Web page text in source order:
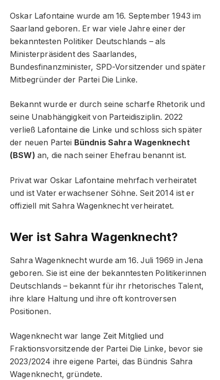
Oskar Lafontaine wurde am 16. September 1943 im
Saarland geboren. Er war viele Jahre einer der
bekanntesten Politiker Deutschlands – als
Ministerpräsident des Saarlandes,
Bundesfinanzminister, SPD-Vorsitzender und später
Mitbegründer der Partei Die Linke.
Bekannt wurde er durch seine scharfe Rhetorik und
seine Unabhängigkeit von Parteidisziplin. 2022
verließ Lafontaine die Linke und schloss sich später
der neuen Partei Bündnis Sahra Wagenknecht
(BSW) an, die nach seiner Ehefrau benannt ist.
Privat war Oskar Lafontaine mehrfach verheiratet
und ist Vater erwachsener Söhne. Seit 2014 ist er
offiziell mit Sahra Wagenknecht verheiratet.
Wer ist Sahra Wagenknecht?
Sahra Wagenknecht wurde am 16. Juli 1969 in Jena
geboren. Sie ist eine der bekanntesten Politikerinnen
Deutschlands – bekannt für ihr rhetorisches Talent,
ihre klare Haltung und ihre oft kontroversen
Positionen.
Wagenknecht war lange Zeit Mitglied und
Fraktionsvorsitzende der Partei Die Linke, bevor sie
2023/2024 ihre eigene Partei, das Bündnis Sahra
Wagenknecht, gründete.